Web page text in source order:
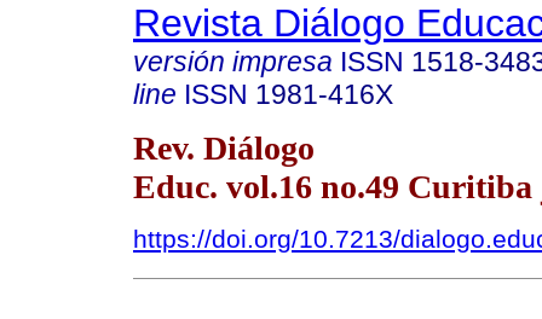
Revista Diálogo
versión impresa ISSN 1518-
line ISSN 1981-416X
Rev. Diálogo
Educ. vol.16 no.49 Curitiba
https://doi.org/10.7213/